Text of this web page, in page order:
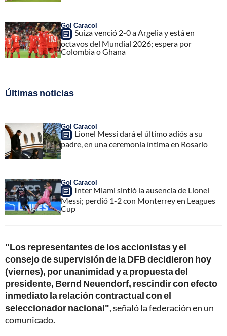
Gol Caracol
Suiza venció 2-0 a Argelia y está en
octavos del Mundial 2026; espera por
Colombia o Ghana
Últimas noticias
Gol Caracol
Lionel Messi dará el último adiós a su
padre, en una ceremonia íntima en Rosario
Gol Caracol
Inter Miami sintió la ausencia de Lionel
Messi; perdió 1-2 con Monterrey en Leagues
Cup
"Los representantes de los accionistas y el
consejo de supervisión de la DFB decidieron hoy
(viernes), por unanimidad y a propuesta del
presidente, Bernd Neuendorf, rescindir con efecto
inmediato la relación contractual con el
seleccionador nacional", señaló la federación en un
comunicado.